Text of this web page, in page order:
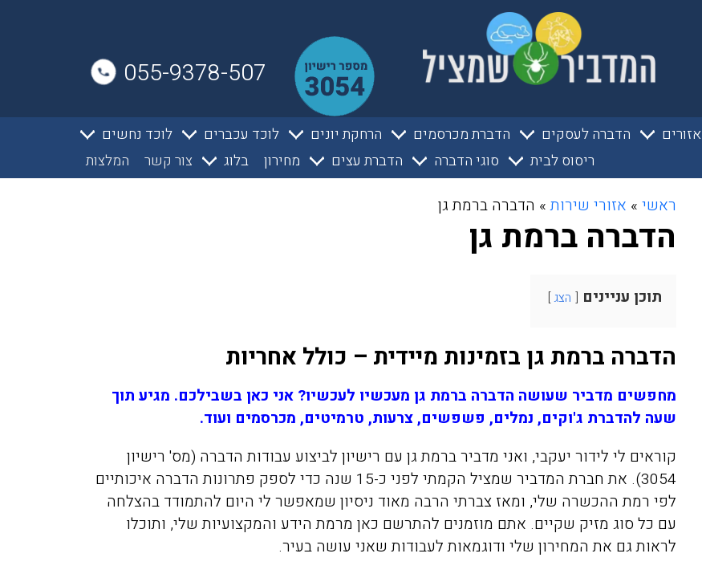
055-9378-507
אזורים הדברה לעסקים הדברת מכרסמים הרחקת יונים לוכד עכברים
לוכד נחשים
ריסוס לבית
סוגי הדברה הדברת עצים מחירון בלוג צור קשר המלצות
ראשי » אזורי שירות» הדברה ברמת גן
הדברה ברמת גן
תוכן עניינים הצג
הדברה ברמת גן בזמינות מיידית – כולל אחריות
מחפשים מדביר שעושה הדברה ברמת גן מעכשיו לעכשיו? אני כאן בשבילכם. מגיע תוך
שעה להדברת ג'וקים, נמלים, פשפשים, צרעות, טרמיטים, מכרסמים ועוד.
קוראים לי לידור יעקבי, ואני מדביר ברמת גן עם רישיון לביצוע עבודות הדברה (מס' רישיון
3054). את חברת המדביר שמציל הקמתי לפני כ-15 שנה כדי לספק פתרונות הדברה איכותיים
לפי רמת ההכשרה שלי, ומאז צברתי הרבה מאוד ניסיון שמאפשר לי היום להתמודד בהצלחה
עם כל סוג מזיק שקיים. אתם מוזמנים להתרשם כאן מרמת הידע והמקצועיות שלי, ותוכלו
לראות גם את המחירון שלי ודוגמאות לעבודות שאני עושה בעיר.